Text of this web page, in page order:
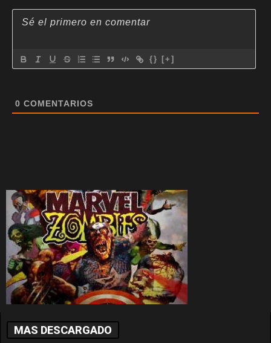
{} [+]
0 COMENTARIOS
MAS DESCARGADO